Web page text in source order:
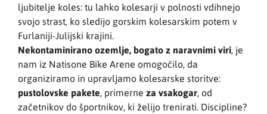
ljubitelje koles: tu lahko kolesarji v polnosti vdihnejo
svojo strast, ko sledijo gorskim kolesarskim potem v
Furlaniji-Julijski krajini.
Nekontaminirano ozemlje, bogato z naravnimi viri, je
nam iz Natisone Bike Arene omogočilo, da
organiziramo in upravljamo kolesarske storitve:
pustolovske pakete, primerne za vsakogar, od
začetnikov do športnikov, ki želijo trenirati. Discipline?